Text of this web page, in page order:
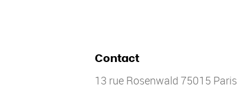
Contact
13 rue Rosenwald 75015 Paris